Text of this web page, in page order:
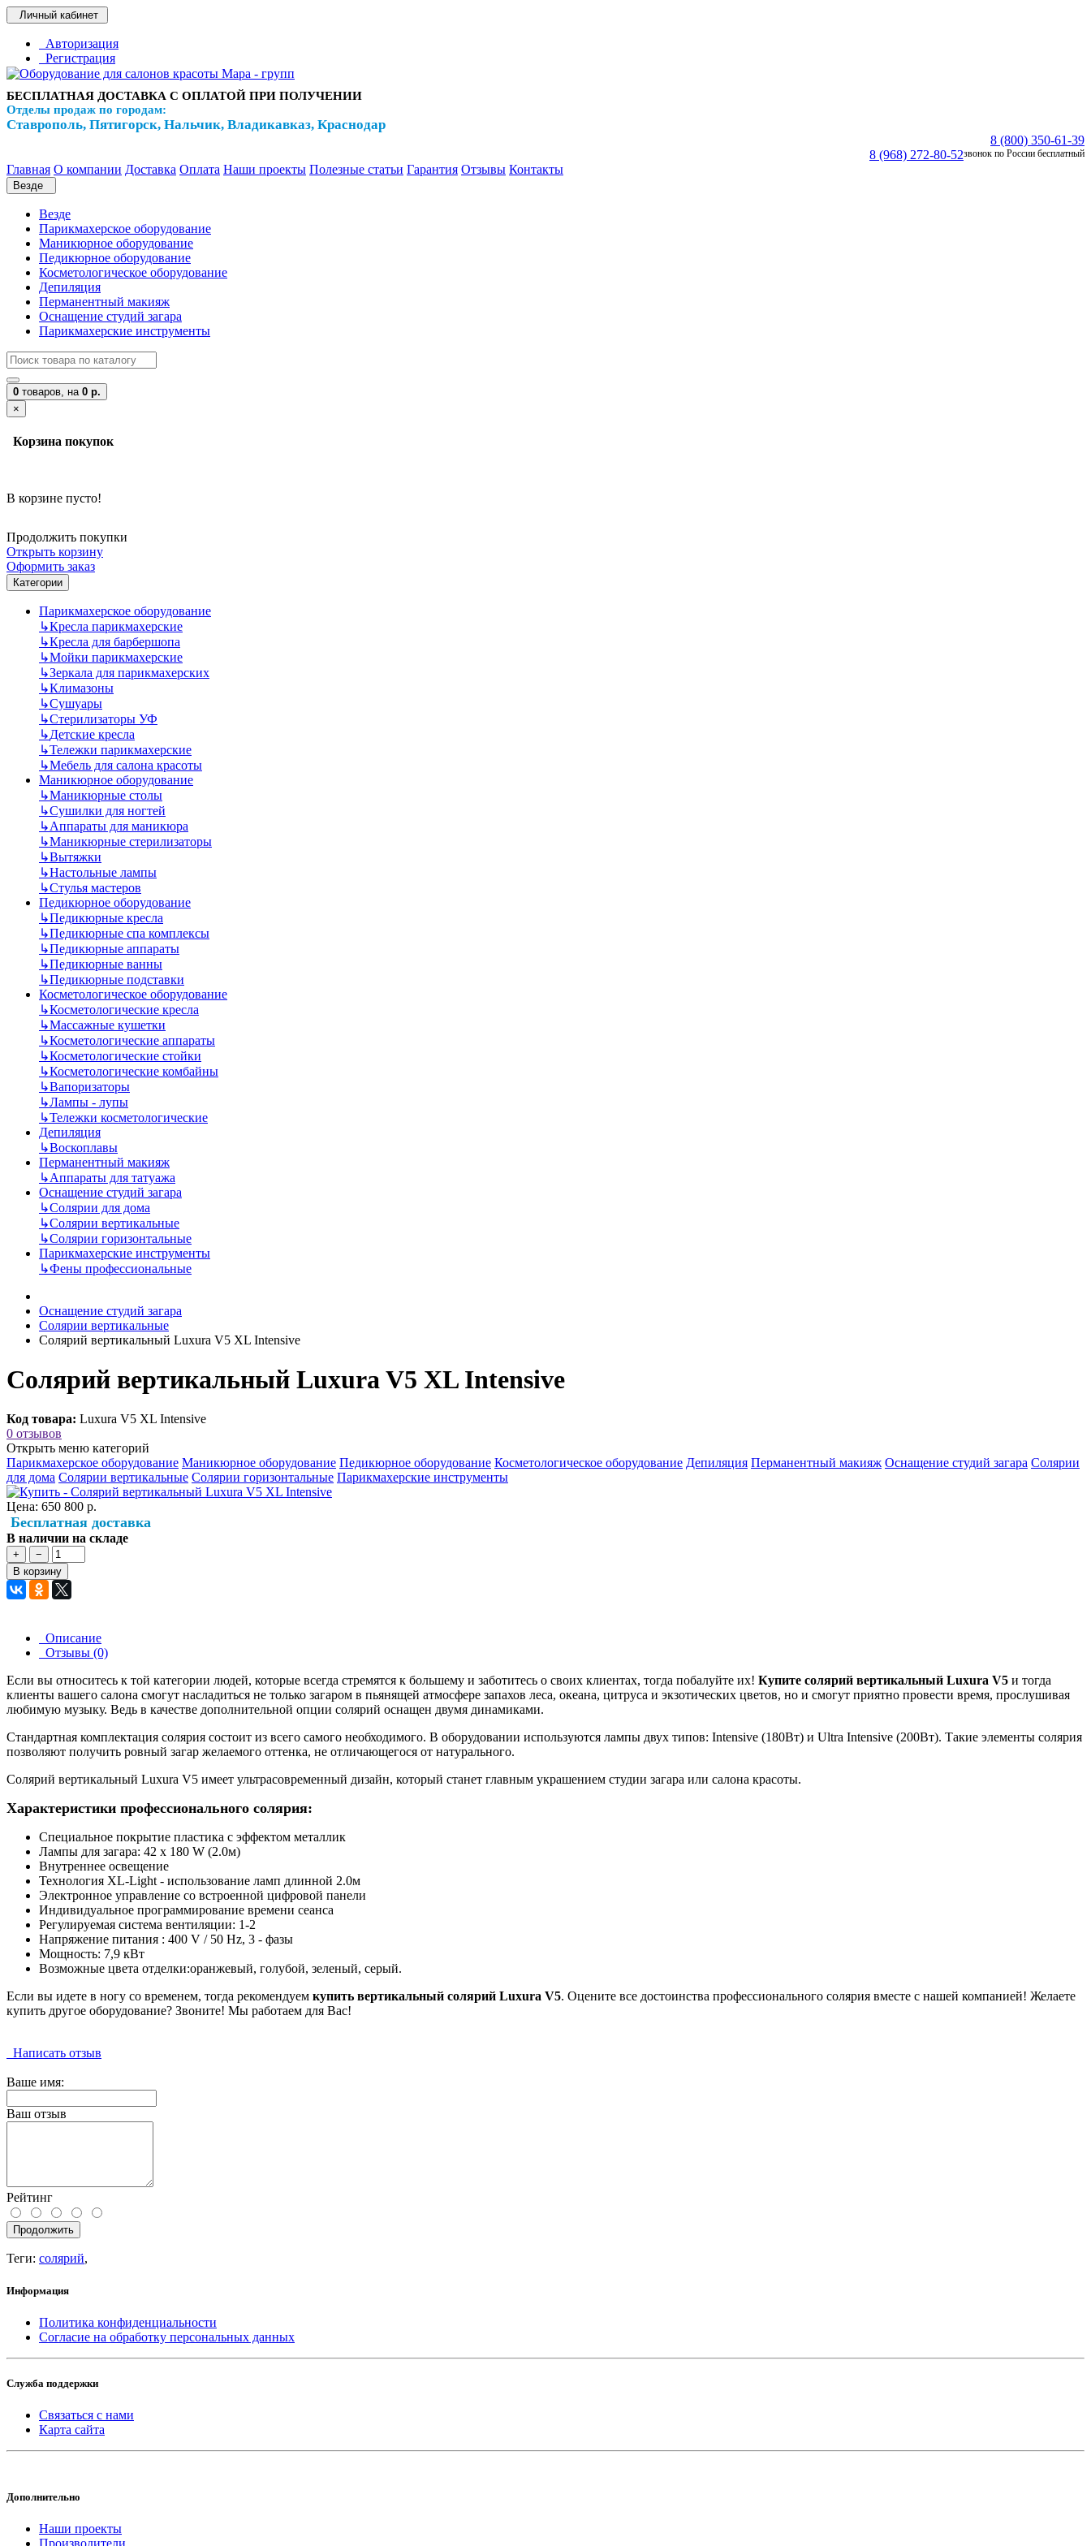
Личный кабинет
Авторизация
Регистрация
БЕСПЛАТНАЯ ДОСТАВКА С ОПЛАТОЙ ПРИ ПОЛУЧЕНИИ
Отделы продаж по городам:
Ставрополь, Пятигорск, Нальчик, Владикавказ, Краснодар
8 (800) 350-61-39
звонок по России бесплатный
8 (968) 272-80-52
Главная О компании Доставка Оплата Наши проекты Полезные статьи Гарантия Отзывы Контакты
Везде
Везде
Парикмахерское оборудование
Маникюрное оборудование
Педикюрное оборудование
Косметологическое оборудование
Депиляция
Перманентный макияж
Оснащение студий загара
Парикмахерские инструменты
0 товаров, на 0 р.
×
Корзина покупок
В корзине пусто!
Продолжить покупки
Открыть корзину
Оформить заказ
Категории
Парикмахерское оборудование
↳Кресла парикмахерские
↳Кресла для барбершопа
↳Мойки парикмахерские
↳Зеркала для парикмахерских
↳Климазоны
↳Сушуары
↳Стерилизаторы УФ
↳Детские кресла
↳Тележки парикмахерские
↳Мебель для салона красоты
Маникюрное оборудование
↳Маникюрные столы
↳Сушилки для ногтей
↳Аппараты для маникюра
↳Маникюрные стерилизаторы
↳Вытяжки
↳Настольные лампы
↳Стулья мастеров
Педикюрное оборудование
↳Педикюрные кресла
↳Педикюрные спа комплексы
↳Педикюрные аппараты
↳Педикюрные ванны
↳Педикюрные подставки
Косметологическое оборудование
↳Косметологические кресла
↳Массажные кушетки
↳Косметологические аппараты
↳Косметологические стойки
↳Косметологические комбайны
↳Вапоризаторы
↳Лампы - лупы
↳Тележки косметологические
Депиляция
↳Воскоплавы
Перманентный макияж
↳Аппараты для татуажа
Оснащение студий загара
↳Солярии для дома
↳Солярии вертикальные
↳Солярии горизонтальные
Парикмахерские инструменты
↳Фены профессиональные
Оснащение студий загара
Солярии вертикальные
Солярий вертикальный Luxura V5 XL Intensive
Солярий вертикальный Luxura V5 XL Intensive
Код товара: Luxura V5 XL Intensive
0 отзывов
Открыть меню категорий
Парикмахерское оборудование Маникюрное оборудование Педикюрное оборудование Косметологическое оборудование Депиляция Перманентный макияж Оснащение студий загара Солярии
для дома Солярии вертикальные Солярии горизонтальные Парикмахерские инструменты
Цена: 650 800 р.
Бесплатная доставка
В наличии на складе
+
−
В корзину
Описание
Отзывы (0)
Если вы относитесь к той категории людей, которые всегда стремятся к большему и заботитесь о своих клиентах, тогда побалуйте их! Купите солярий вертикальный Luxura V5 и тогда
клиенты вашего салона смогут насладиться не только загаром в пьянящей атмосфере запахов леса, океана, цитруса и экзотических цветов, но и смогут приятно провести время, прослушивая
любимую музыку. Ведь в качестве дополнительной опции солярий оснащен двумя динамиками.
Стандартная комплектация солярия состоит из всего самого необходимого. В оборудовании используются лампы двух типов: Intensive (180Вт) и Ultra Intensive (200Вт). Такие элементы солярия
позволяют получить ровный загар желаемого оттенка, не отличающегося от натурального.
Солярий вертикальный Luxura V5 имеет ультрасовременный дизайн, который станет главным украшением студии загара или салона красоты.
Характеристики профессионального солярия:
Специальное покрытие пластика с эффектом металлик
Лампы для загара: 42 x 180 W (2.0м)
Внутреннее освещение
Технология XL-Light - использование ламп длинной 2.0м
Электронное управление со встроенной цифровой панели
Индивидуальное программирование времени сеанса
Регулируемая система вентиляции: 1-2
Напряжение питания : 400 V / 50 Hz, 3 - фазы
Мощность: 7,9 кВт
Возможные цвета отделки:оранжевый, голубой, зеленый, серый.
Если вы идете в ногу со временем, тогда рекомендуем купить вертикальный солярий Luxura V5. Оцените все достоинства профессионального солярия вместе с нашей компанией! Желаете
купить другое оборудование? Звоните! Мы работаем для Вас!
Написать отзыв
Ваше имя:
Ваш отзыв
Рейтинг
Продолжить
Теги: солярий,
Информация
Политика конфиденциальности
Согласие на обработку персональных данных
Служба поддержки
Связаться с нами
Карта сайта
Дополнительно
Наши проекты